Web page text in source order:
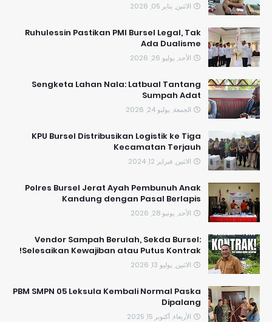
الاثنين, يناير 05, 2026
​Ruhulessin Pastikan PMI Bursel Legal, Tak
Ada Dualisme
الأحد, يوليو 26, 2026
Sengketa Lahan Nala: Latbual Tantang
Sumpah Adat
الجمعة, يوليو 24, 2026
KPU Bursel Distribusikan Logistik ke Tiga
Kecamatan Terjauh
الاثنين, فبراير 12, 2024
Polres Bursel Jerat Ayah Pembunuh Anak
Kandung dengan Pasal Berlapis
الأحد, يونيو 28, 2026
Vendor Sampah Berulah, Sekda Bursel:
Selesaikan Kewajiban atau Putus Kontrak!
الاثنين, يوليو 13, 2026
PBM SMPN 05 Leksula Kembali Normal Paska
Dipalang
الأربعاء, أكتوبر 15, 2025